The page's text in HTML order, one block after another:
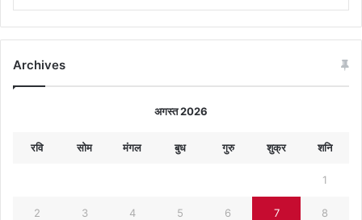
Archives
अगस्त 2026
रवि सोम मंगल बुध गुरु शुक्र शनि
1
2 3 4 5 6 7 8